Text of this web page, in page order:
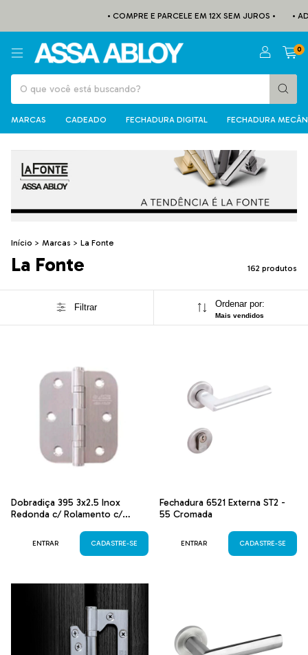
• COMPRE E PARCELE EM 12X SEM JUROS • •
0
MARCAS CADEADO FECHADURA DIGITAL FECHADURA
Início > Marcas > La Fonte
La Fonte 162 produtos
Filtrar Ordenar por:
Mais vendidos
Dobradiça 395 3x2.5 Inox
Redonda c/ Rolamento c/
ENTRAR CADASTRE-SE
Fechadura 6521 Externa ST2 -
55 Cromada
ENTRAR CADASTRE-SE